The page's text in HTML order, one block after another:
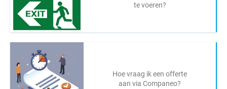
te voeren?
Hoe vraag ik een offerte
aan via Companeo?